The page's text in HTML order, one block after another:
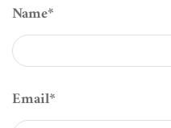
Name*
Email*